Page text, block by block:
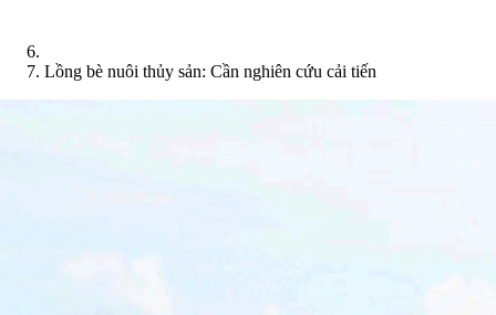
Lồng bè nuôi thủy sản: Cần nghiên cứu cải tiến